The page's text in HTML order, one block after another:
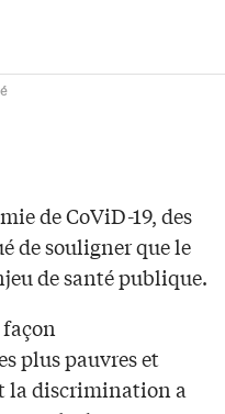
de CoViD-19, des
de souligner que le
de santé publique.
plus pauvres et
la discrimination a